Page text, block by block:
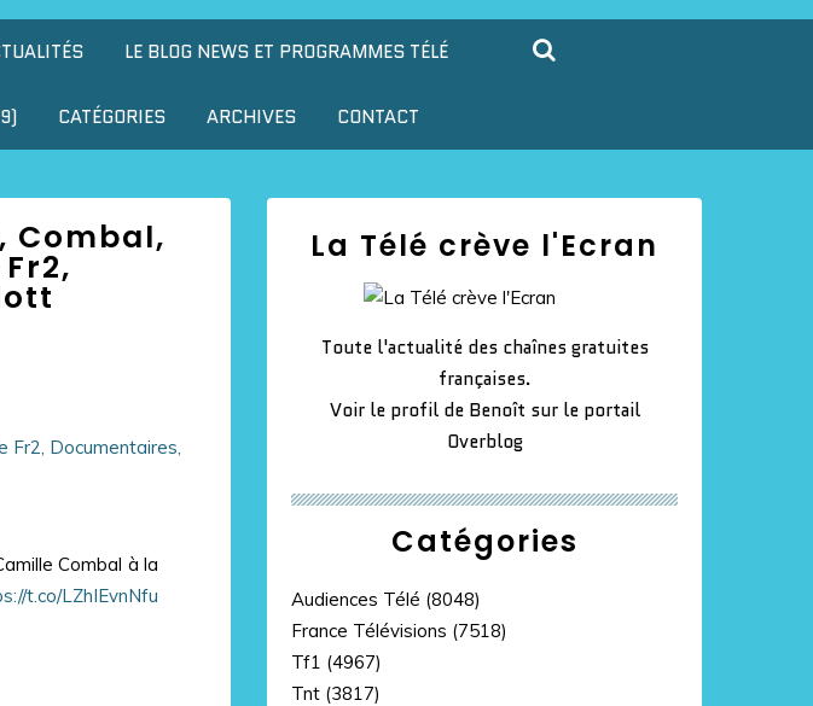
LE BLOG NEWS ET PROGRAMMES TÉLÉ
CATÉGORIES ARCHIVES CONTACT
Combal,
Combal à la
t.co/LZhIEvnNfu
Catégories
Audiences Télé (8048)
France Télévisions (7518)
Tf1 (4967)
Tnt (3817)
La Télé crève l'Ecran
Toute l'actualité des chaînes gratuites
françaises.
Voir le profil de Benoît sur le portail
Overblog